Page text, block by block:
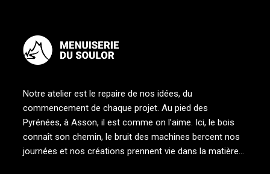
Notre atelier est le repaire de nos idées, du
commencement de chaque projet. Au pied des
Pyrénées, à Asson, il est comme on l’aime. Ici, le bois
connaît son chemin, le bruit des machines bercent nos
journées et nos créations prennent vie dans la matière…